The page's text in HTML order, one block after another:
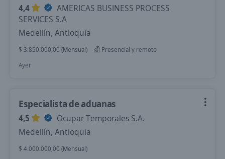
4,4
AMERICAS BUSINESS PROCESS
SERVICES S.A
Medellín, Antioquia
$ 3.850.000,00 (Mensual)
Presencial y remoto
Ayer
Especialista de aduanas
4,5
Ocupar Temporales S.A.
Medellín, Antioquia
$ 4.000.000,00 (Mensual)